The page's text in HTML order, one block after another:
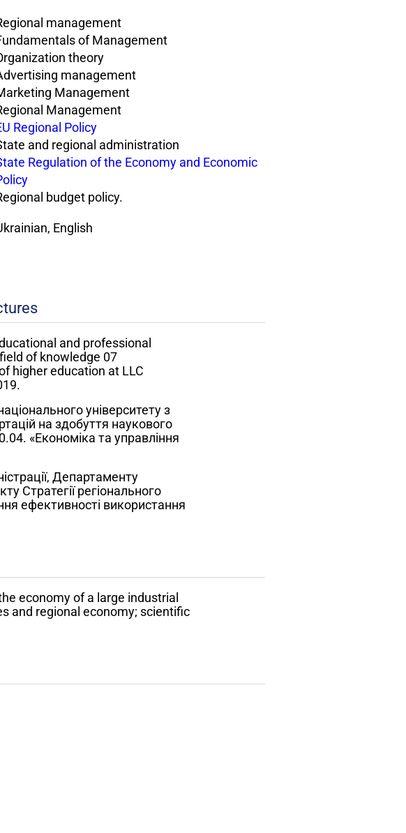
management
of Management
theory
management
Management
Management
Regional Policy
and regional administration
Regulation of the Economy and Economic
budget policy.
English
and professional
of knowledge 07
higher education at LLC
університету з
на здобуття наукового
«Економіка та управління
Департаменту
Стратегії регіонального
ефективності використання
economy of a large industrial
and regional economy; scientific